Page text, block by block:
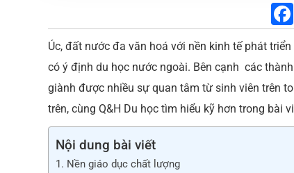
Úc, đất nước đa văn hoá với nền kinh tế phát
có ý định du học nước ngoài. Bên cạnh các
giành được nhiều sự quan tâm từ sinh viên trên
trên, cùng Q&H Du học tìm hiểu kỹ hơn trong bài
Nội dung bài viết
1. Nền giáo dục chất lượng